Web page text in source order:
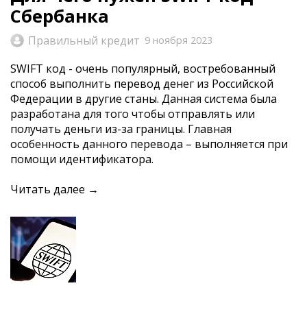
Сбербанка
Правильный кредит 9 ноября 2023
SWIFT код - очень популярный, востребованный
способ выполнить перевод денег из Российской
Федерации в другие станы. Данная система была
разработана для того чтобы отправлять или
получать деньги из-за границы. Главная
особенность данного перевода – выполняется при
помощи идентификатора.
Читать далее →